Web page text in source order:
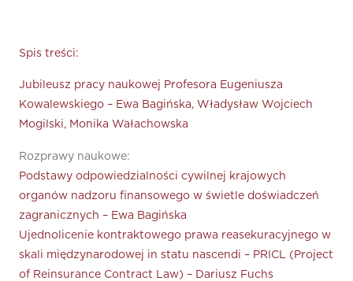
Spis treści:
Jubileusz pracy naukowej Profesora Eugeniusza
Kowalewskiego – Ewa Bagińska, Władysław Wojciech
Mogilski, Monika Wałachowska
Rozprawy naukowe:
Podstawy odpowiedzialności cywilnej krajowych
organów nadzoru finansowego w świetle doświadczeń
zagranicznych – Ewa Bagińska
Ujednolicenie kontraktowego prawa reasekuracyjnego w
skali międzynarodowej in statu nascendi – PRICL (Project
of Reinsurance Contract Law) – Dariusz Fuchs